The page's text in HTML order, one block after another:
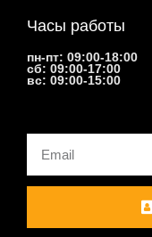
Часы работы
пн-пт: 09:00-18:00
сб: 09:00-17:00
вс: 09:00-15:00
Email